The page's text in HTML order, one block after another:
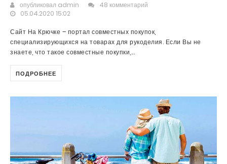
опубликовал admin
48 комментарий
05.04.2020 15:02
Сайт На Крючке – портал совместных покупок,
специализирующихся на товарах для рукоделия. Если Вы не
знаете, что такое совместные покупки,...
ПОДРОБНЕЕ